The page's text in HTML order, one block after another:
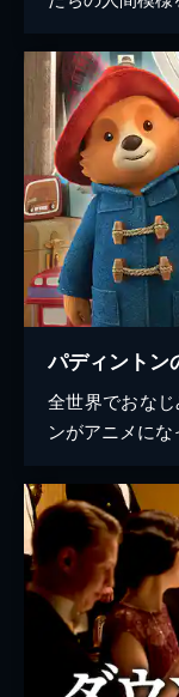
パディントン
全世界でおな
ンがアニメにな